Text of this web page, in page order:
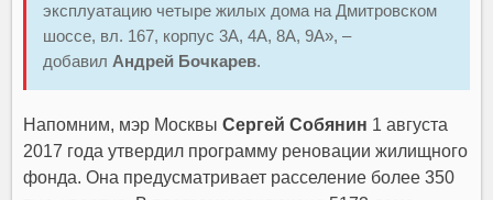
эксплуатацию четыре жилых дома на Дмитровском
шоссе, вл. 167, корпус 3А, 4А, 8А, 9А», –
добавил Андрей Бочкарев.
Напомним, мэр МосквыСергей Собянин 1 августа
2017 года утвердил программу реновации жилищного
фонда. Она предусматривает расселение более 350